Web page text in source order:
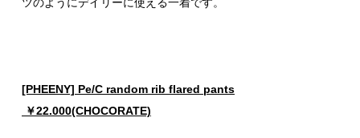
[PHEENY] Pe/C random rib flared pants
￥22.000(CHOCORATE)